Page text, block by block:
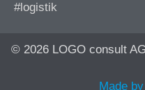
#logistik
© 2026 LOGO consult
Made